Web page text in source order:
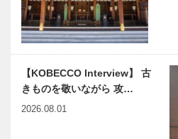
浜公園店」９
月１日にオ…
HOTEL
ALGO （オテ
ル アルゴ）
月 OPEN｜
特集-新し…
【KOBECCO Interview】 古
きものを敬いながら 攻…
2026.08.01